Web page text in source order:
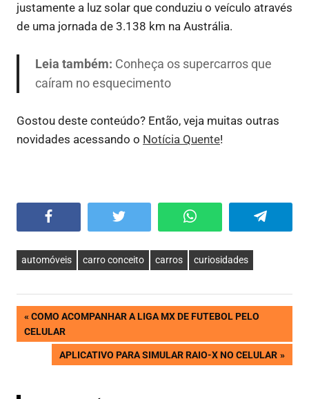
justamente a luz solar que conduziu o veículo através
de uma jornada de 3.138 km na Austrália.
Leia também: Conheça os supercarros que
caíram no esquecimento
Gostou deste conteúdo? Então, veja muitas outras
novidades acessando o Notícia Quente!
Twitter WhatsApp Telegram
automóveis carro conceito carros curiosidades
Navegação
PREVIOUS
POST:
COMO ACOMPANHAR A LIGA MX DE FUTEBOL PELO
CELULAR
NEXT
POST:
APLICATIVO PARA SIMULAR RAIO-X NO CELULAR